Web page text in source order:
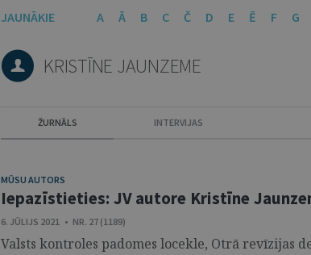
JAUNĀKIE A Ā B C Č D E Ē F G
KRISTĪNE JAUNZEME
ŽURNĀLS INTERVIJAS
MŪSU AUTORS
Iepazīstieties: JV autore Kristīne
6. JŪLIJS 2021 • NR. 27 (1189)
Valsts kontroles padomes locekle, Otrā revīzijas